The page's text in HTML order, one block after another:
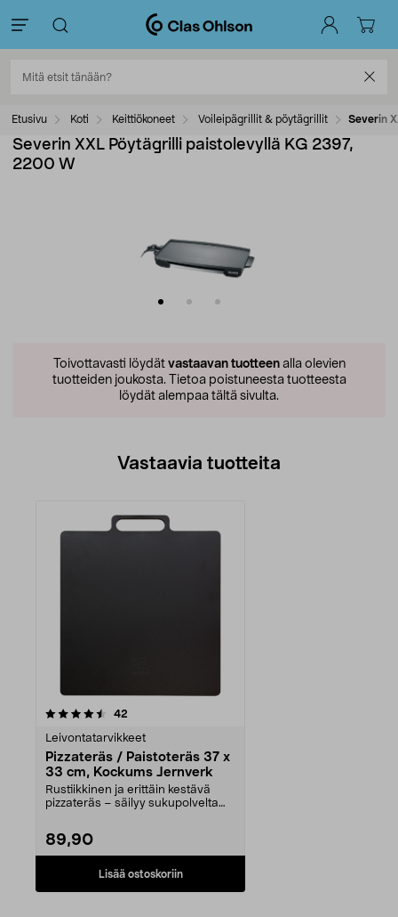
Etusivu Koti Keittiökoneet Voileipägrillit & pöytägrillit Severin
Severin XXL Pöytägrilli paistolevyllä KG 2397,
2200 W
Toivottavasti löydät vastaavan tuotteenalla olevien
tuotteiden joukosta. Tietoa poistuneesta tuotteesta
löydät alempaa tältä sivulta.
Vastaavia tuotteita
42
Leivontatarvikkeet
Pizzateräs / Paistoteräs 37 x
33 cm, Kockums Jernverk
Rustiikkinen ja erittäin kestävä
pizzateräs – säilyy sukupolvelta
89,90
Lisää ostoskoriin